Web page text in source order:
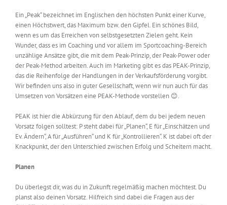
Ein „Peak“ bezeichnet im Englischen den höchsten Punkt einer Kurve,
einen Höchstwert, das Maximum bzw. den Gipfel. Ein schönes Bild,
wenn es um das Erreichen von selbstgesetzten Zielen geht. Kein
Wunder, dass es im Coaching und vor allem im Sportcoaching-Bereich
unzählige Ansätze gibt, die mit dem Peak-Prinzip, der Peak-Power oder
der Peak-Method arbeiten. Auch im Marketing gibt es das PEAK-Prinzip,
das die Reihenfolge der Handlungen in der Verkaufsförderung vorgibt.
Wir befinden uns also in guter Gesellschaft, wenn wir nun auch für das
Umsetzen von Vorsätzen eine PEAK-Methode vorstellen 😊.
PEAK ist hier die Abkürzung für den Ablauf, dem du bei jedem neuen
Vorsatz folgen solltest: P steht dabei für „Planen“, E für „Einschätzen und
Ev. Ändern“, A für „Ausführen“ und K für „Kontrollieren“. K ist dabei oft der
Knackpunkt, der den Unterschied zwischen Erfolg und Scheitern macht.
Planen
Du überlegst dir, was du in Zukunft regelmäßig machen möchtest. Du
planst also deinen Vorsatz. Hilfreich sind dabei die Fragen aus der